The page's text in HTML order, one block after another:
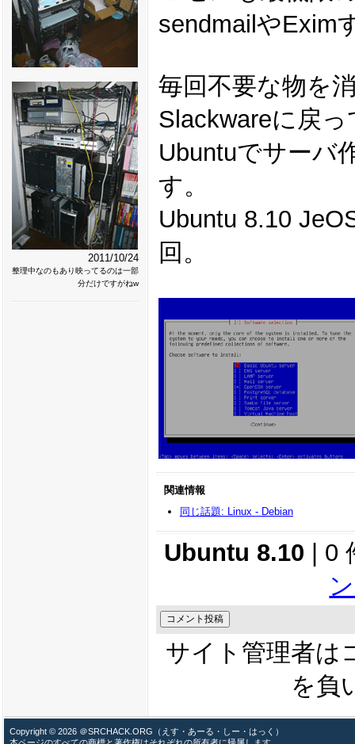
2011/10/24
整理中なのもあり映ってるのは一部
分だけですがねw
sendmailやExim
毎回不要な物を
Slackwareに戻
Ubuntuでサーバ
す。
Ubuntu 8.10
回。
関連情報
同じ話題: Linux - Debian
Ubuntu 8.10 | 0
サイト管理者は
を負
Copyright © 2026 ＠SRCHACK.ORG（えす・あーる・しー・はっく）